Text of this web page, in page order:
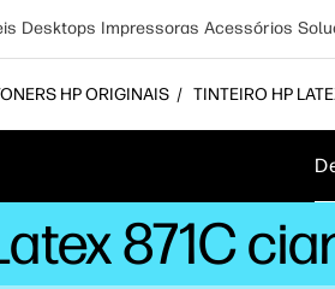
Desktops Impressoras Acessórios
HP ORIGINAIS TINTEIRO HP
871C